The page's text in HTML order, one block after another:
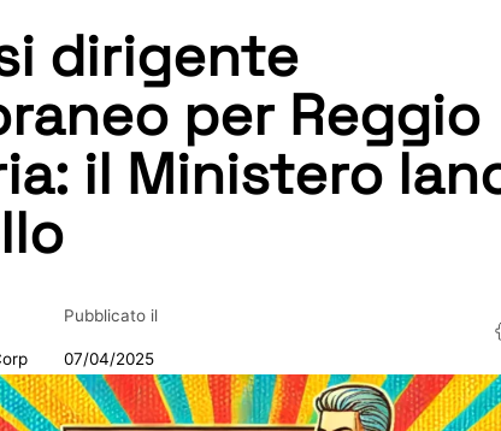
dirigente
per Reggio
il Ministero
Pubblicato il
07/04/2025